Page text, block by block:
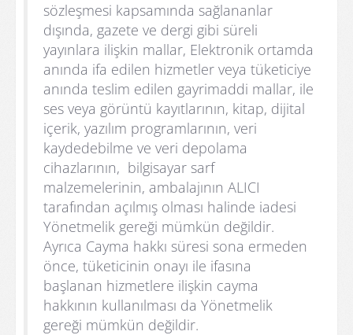
sözleşmesi kapsamında sağlananlar
dışında, gazete ve dergi gibi süreli
yayınlara ilişkin mallar, Elektronik ortamda
anında ifa edilen hizmetler veya tüketiciye
anında teslim edilen gayrimaddi mallar, ile
ses veya görüntü kayıtlarının, kitap, dijital
içerik, yazılım programlarının, veri
kaydedebilme ve veri depolama
cihazlarının, bilgisayar sarf
malzemelerinin, ambalajının ALICI
tarafından açılmış olması halinde iadesi
Yönetmelik gereği mümkün değildir.
Ayrıca Cayma hakkı süresi sona ermeden
önce, tüketicinin onayı ile ifasına
başlanan hizmetlere ilişkin cayma
hakkının kullanılması da Yönetmelik
gereği mümkün değildir.